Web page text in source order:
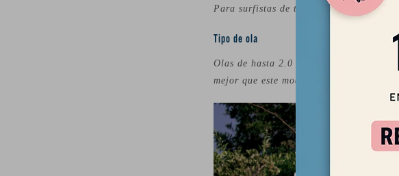
Para surfistas de todos los niveles.
Tipo de ola
Olas de hasta 2.0 metros. Prefiere olas
mejor que este modelo puede ofrecerte.